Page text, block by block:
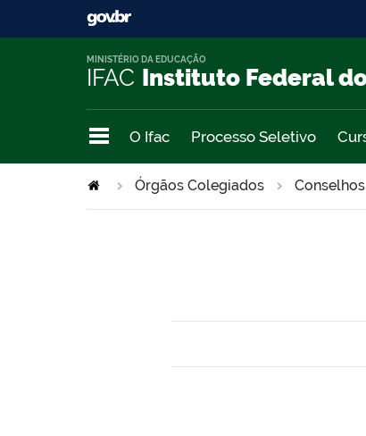
IFAC Instituto Federal
MINISTÉRIO DA EDUCAÇÃO
O Ifac Processo Seletivo
Órgãos Colegiados Conselhos